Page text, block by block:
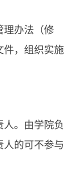
理办法 （修
件，组织实施
人。 由学院负
人的可不参与